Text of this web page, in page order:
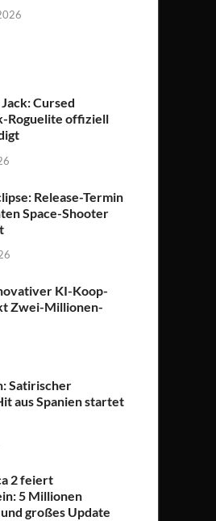
Cursed
Roguelite offiziell
Release-Termin
Space-Shooter
KI-Koop-
Zwei-Millionen-
Satirischer
aus Spanien startet
2 feiert
5 Millionen
großes Update